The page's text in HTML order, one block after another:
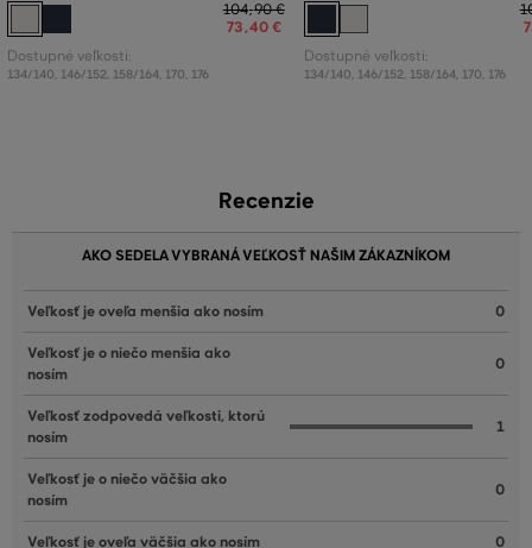
104,90 €
73,40 €
Dostupné veľkosti:
134/140, 146/152, 158/164, 170, 176
Dostupné veľkosti:
134/140, 146/152, 158/164, 170, 176
Recenzie
AKO SEDELA VYBRANÁ VEĽKOSŤ NAŠIM ZÁKAZNÍKOM
Veľkosť je oveľa menšia ako nosím 0
Veľkosť je o niečo menšia ako
nosím
0
Veľkosť zodpovedá veľkosti, ktorú
nosím
1
Veľkosť je o niečo väčšia ako
nosím
0
Veľkosť je oveľa väčšia ako nosím 0